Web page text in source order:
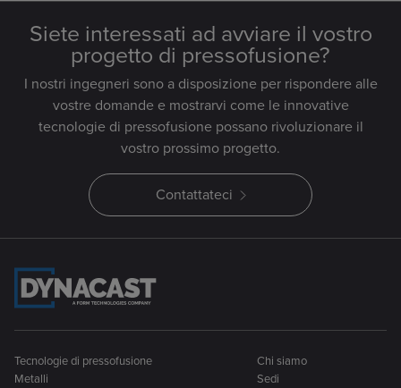
Siete interessati ad avviare il vostro
progetto di pressofusione?
I nostri ingegneri sono a disposizione per rispondere alle
vostre domande e mostrarvi come le innovative
tecnologie di pressofusione possano rivoluzionare il
vostro prossimo progetto.
Contattateci
Tecnologie di pressofusione
Metalli
Chi siamo
Sedi